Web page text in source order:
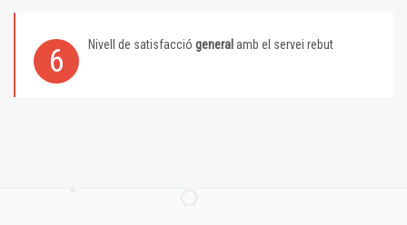
6 Nivell de satisfacció general amb el servei rebut